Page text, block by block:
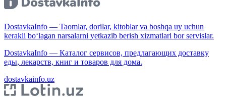
DostavkaInfo — Taomlar, dorilar, kitoblar va boshqa uy uchun
kerakli bo‘lagan narsalarni yetkazib berish xizmatlari bor servislar.
DostavkaInfo — Каталог сервисов, предлагающих доставку
еды, лекарств, книг и товаров для дома.
dostavkainfo.uz